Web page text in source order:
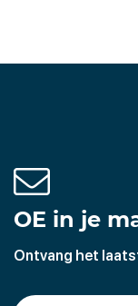
OE in je
Ontvang het